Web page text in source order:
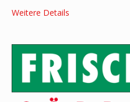
Weitere Details